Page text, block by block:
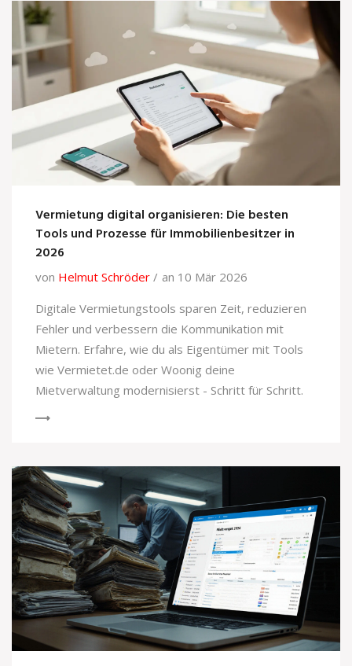
Vermietung digital organisieren: Die besten
Tools und Prozesse für Immobilienbesitzer in
2026
von Helmut Schröder
an 10 Mär 2026
Digitale Vermietungstools sparen Zeit, reduzieren
Fehler und verbessern die Kommunikation mit
Mietern. Erfahre, wie du als Eigentümer mit Tools
wie Vermietet.de oder Woonig deine
Mietverwaltung modernisierst - Schritt für Schritt.